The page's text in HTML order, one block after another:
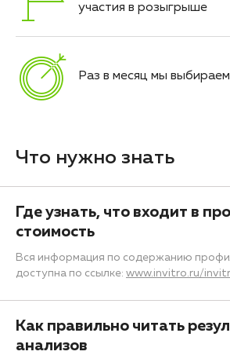
участия в розыгрыше
Раз в месяц мы
Что нужно знать
Где узнать, что входит в
стоимость
Вся информация по содержанию
доступна по ссылке: www.invitro.ru/
Как правильно читать
анализов